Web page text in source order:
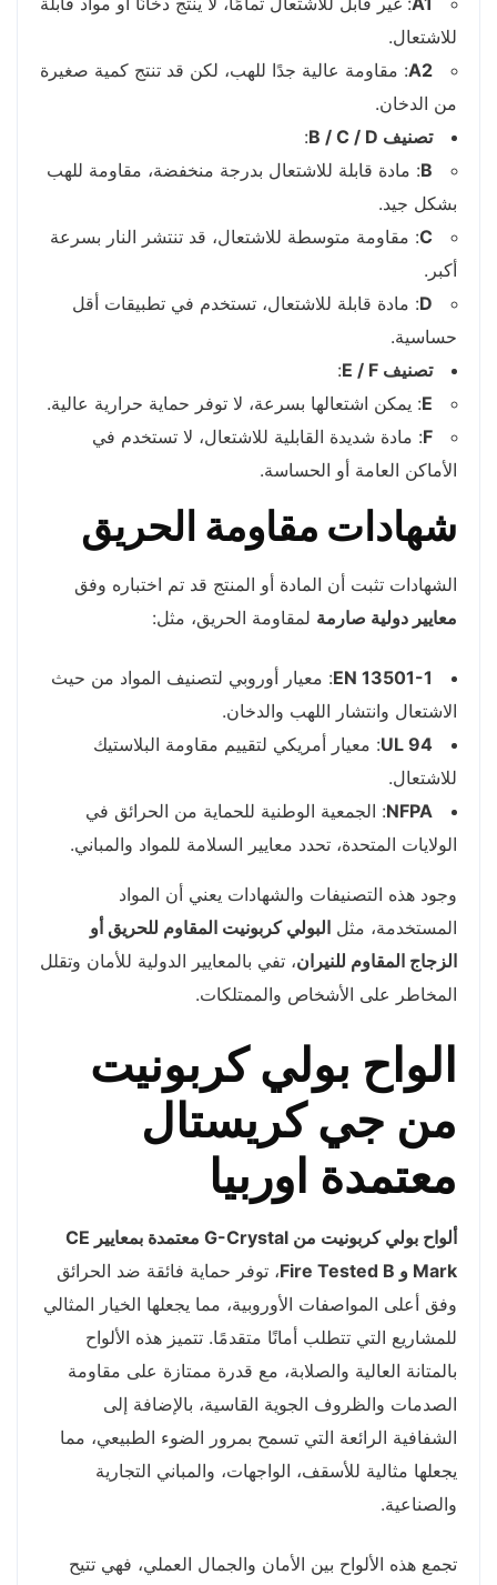
للاشتعال.
A2: مقاومة عالية جدًا للهب، لكن قد تنتج كمية صغيرة
من الدخان.
تصنيف B / C / D
:
B: مادة قابلة للاشتعال بدرجة منخفضة، مقاومة للهب
بشكل جيد.
C: مقاومة متوسطة للاشتعال، قد تنتشر النار بسرعة
أكبر.
D: مادة قابلة للاشتعال، تستخدم في تطبيقات أقل
حساسية.
تصنيف E / F
:
E: يمكن اشتعالها بسرعة، لا توفر حماية حرارية عالية.
F: مادة شديدة القابلية للاشتعال، لا تستخدم في
الأماكن العامة أو الحساسة.
شهادات مقاومة الحريق
الشهادات تثبت أن المادة أو المنتج قد تم اختباره وفق
معايير دولية صارمة لمقاومة الحريق، مثل:
EN 13501-1: معيار أوروبي لتصنيف المواد من حيث
الاشتعال وانتشار اللهب والدخان.
UL 94: معيار أمريكي لتقييم مقاومة البلاستيك
للاشتعال.
NFPA: الجمعية الوطنية للحماية من الحرائق في
الولايات المتحدة، تحدد معايير السلامة للمواد والمباني.
وجود هذه التصنيفات والشهادات يعني أن المواد
المستخدمة، مثل البولي كربونيت المقاوم للحريق أو
الزجاج المقاوم للنيران، تفي بالمعايير الدولية للأمان وتقلل
المخاطر على الأشخاص والممتلكات.
الواح بولي كربونيت
من جي كريستال
معتمدة اوربيا
ألواح بولي كربونيت من G-Crystal معتمدة بمعايير CE
Mark و Fire Tested B
، توفر حماية فائقة ضد الحرائق
وفق أعلى المواصفات الأوروبية، مما يجعلها الخيار المثالي
للمشاريع التي تتطلب أمانًا متقدمًا. تتميز هذه الألواح
بالمتانة العالية والصلابة، مع قدرة ممتازة على مقاومة
الصدمات والظروف الجوية القاسية، بالإضافة إلى
الشفافية الرائعة التي تسمح بمرور الضوء الطبيعي، مما
يجعلها مثالية للأسقف، الواجهات، والمباني التجارية
والصناعية.
تجمع هذه الألواح بين الأمان والجمال العملي، فهي تتيح